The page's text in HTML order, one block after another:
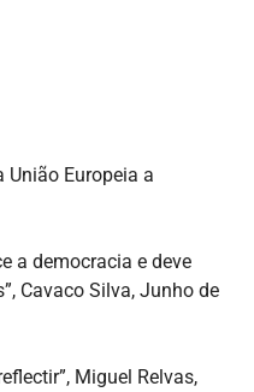
União Europeia a
a democracia e deve
Cavaco Silva, Junho de
Miguel Relvas,